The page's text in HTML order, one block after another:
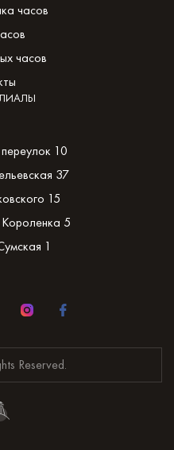
часов
часов
10
37
15
5
1
Reserved.